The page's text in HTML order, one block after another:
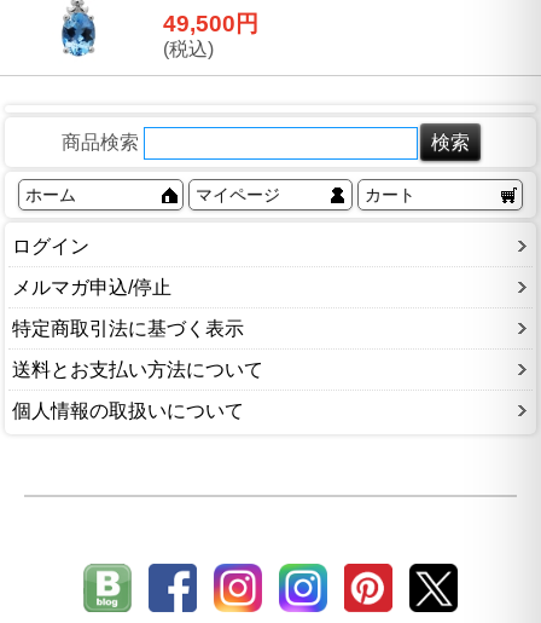
49,500円
(税込)
商品検索
ホーム マイページ カート
ログイン
メルマガ申込/停止
特定商取引法に基づく表示
送料とお支払い方法について
個人情報の取扱いについて